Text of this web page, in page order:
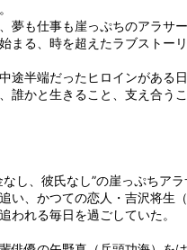
夢も仕事も崖っぷちのアラサ
まる、時を超えたラブストーリ
途半端だったヒロインがある日
誰かと生きること、支え合う
し、彼氏なし”の崖っぷちア
い、かつての恋人・吉沢将生
われる毎日を過ごしていた。